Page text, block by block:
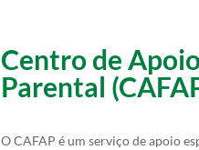
Centro de
Parental
O CAFAP é um serviço de apoio